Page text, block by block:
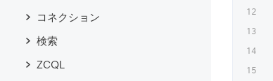
コネクション
検索
ZCQL